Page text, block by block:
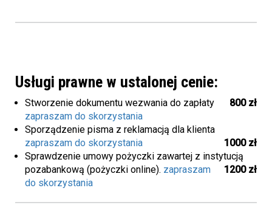
Usługi prawne w ustalonej cenie:
Stworzenie dokumentu wezwania do zapłaty
800 zł
zapraszam do skorzystania
Sporządzenie pisma z reklamacją dla klienta
1000 zł
zapraszam do skorzystania
Sprawdzenie umowy pożyczki zawartej z instytucją
pozabankową (pożyczki online).
1200 zł
zapraszam
do skorzystania